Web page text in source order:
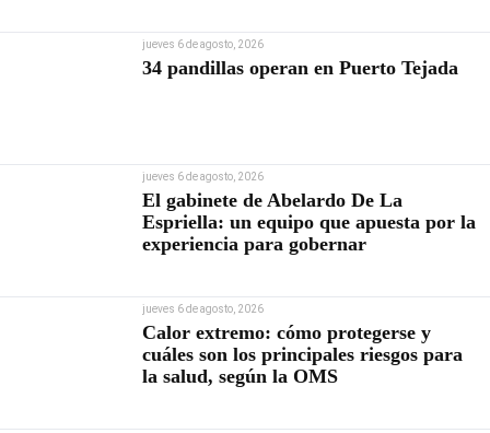
jueves 6 de agosto, 2026
34 pandillas operan en Puerto Tejada
jueves 6 de agosto, 2026
El gabinete de Abelardo De La
Espriella: un equipo que apuesta por la
experiencia para gobernar
jueves 6 de agosto, 2026
Calor extremo: cómo protegerse y
cuáles son los principales riesgos para
la salud, según la OMS